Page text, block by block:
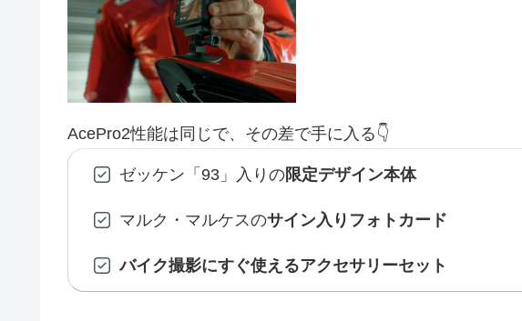
AcePro2性能は同じで、その差で手に入る👇
ゼッケン「93」入りの限定デザイン本体
マルク・マルケスのサイン入りフォトカード
バイク撮影にすぐ使えるアクセサリーセット